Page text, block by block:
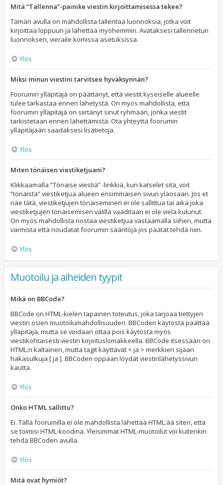
Mitä “Tallenna”-painike viestin kirjoittamisessa tekee?
Tämän avulla on mahdollista tallentaa luonnoksia, jotka voit
kirjoittaa loppuun ja lähettää myöhemmin. Avataksesi tallennetun
luonnoksen, vieraile komissa asetuksissa.
Ylös
Miksi minun viestini tarvitsee hyväksynnän?
Foorumin ylläpitäjä on päättänyt, että viestit kyseiselle alueelle
tulee tarkastaa ennen lähetystä. On myös mahdollista, että
foorumin ylläpitäjä on siirtänyt sinut ryhmään, jonka viestit
tarkistetaan ennen lähettämistä. Ota yhteyttä foorumin
ylläpitäjään saadaksesi lisätietoja.
Ylös
Miten tönäisen viestiketjuani?
Klikkaamalla “Tönaise viestiä” -linkkiä, kun katselet sitä, voit
“tönäistä” viestiketjua alueen ensimmäisen sivun yläosaan. Jos et
näe tätä, viestiketjujen tönäiseminen ei ole sallittua tai aika joka
viestiketjujen tönäisemisen välillä vaaditaan ei ole vielä kulunut.
On myös mahdollista nostaa viestiketjua vastaamalla siihen, mutta
varmista että noudatat foorumin sääntöjä jos päätät tehdä niin.
Ylös
Muotoilu ja aiheiden tyypit
Mikä on BBCode?
BBCode on HTML-kielen tapainen toteutus, joka tarjoaa tiettyjen
viestin osien muotoilumahdollisuuden. BBCoden käytöstä päättää
ylläpitäjä, mutta se voidaan ottaa pois käytöstä myös
viestikohtaisesti viestin kirjoituslomakkeella. BBCode itsessään on
HTML:n kaltainen, mutta tagit käyttävät < ja > merkkien sijaan
hakasulkuja [ ja ]. BBCoden oppaan löydät viestinlähetyssivun
kautta.
Ylös
Onko HTML sallittu?
Ei. Tällä foorumilla ei ole mahdollista lähettää HTML:ää siten, että
se toimisi HTML-koodina. Yleisimmät HTML-muotoilut voi kuitenkin
tehdä BBCoden avulla.
Ylös
Mitä ovat hymiöt?